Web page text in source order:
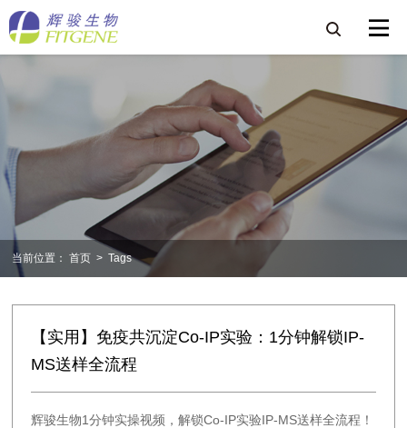
当前位置： 首页 > Tags
【实用】免疫共沉淀Co-IP实验：1分钟解锁IP-
MS送样全流程
辉骏生物1分钟实操视频，解锁Co-IP实验IP-MS送样全流程！